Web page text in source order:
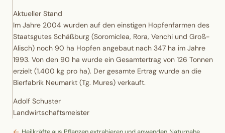
Aktueller Stand
Im Jahre 2004 wurden auf den einstigen Hopfenfarmen des
Staatsgutes Schäßburg (Soromiclea, Rora, Venchi und Groß-
Alisch) noch 90 ha Hopfen angebaut nach 347 ha im Jahre
1993. Von den 90 ha wurde ein Gesamtertrag von 126 Tonnen
erzielt (1.400 kg pro ha). Der gesamte Ertrag wurde an die
Bierfabrik Neumarkt (Tg. Mures) verkauft.
Adolf Schuster
Landwirtschaftsmeister